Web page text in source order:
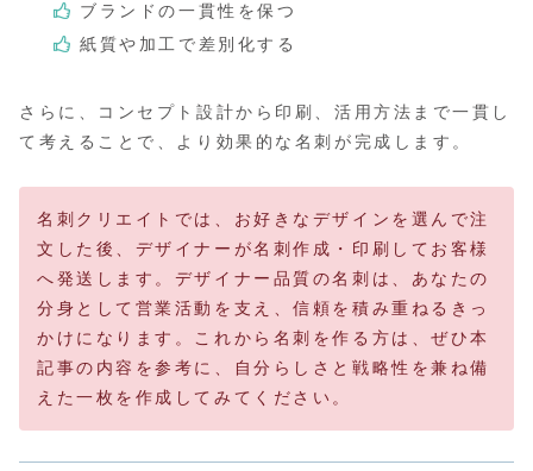
ブランドの一貫性を保つ
紙質や加工で差別化する
さらに、コンセプト設計から印刷、活用方法まで一貫し
て考えることで、より効果的な名刺が完成します。
名刺クリエイトでは、お好きなデザインを選んで注
文した後、デザイナーが名刺作成・印刷してお客様
へ発送します。デザイナー品質の名刺は、あなたの
分身として営業活動を支え、信頼を積み重ねるきっ
かけになります。これから名刺を作る方は、ぜひ本
記事の内容を参考に、自分らしさと戦略性を兼ね備
えた一枚を作成してみてください。